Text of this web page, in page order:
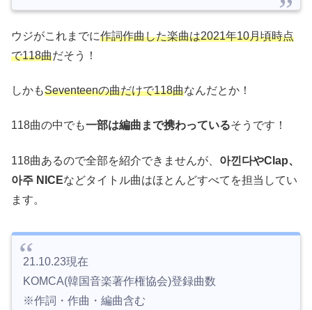
ウジがこれまでに作詞作曲した楽曲は2021年10月頃時点
で118曲だそう！
しかもSeventeenの曲だけで118曲なんだとか！
118曲の中でも一部は編曲まで携わっているそうです！
118曲あるので全部を紹介できませんが、 아낀다やClap、
아주 NICEなどタイトル曲はほとんどすべてを担当してい
ます。
21.10.23現在
KOMCA(韓国音楽著作権協会)登録曲数
※作詞・作曲・編曲含む